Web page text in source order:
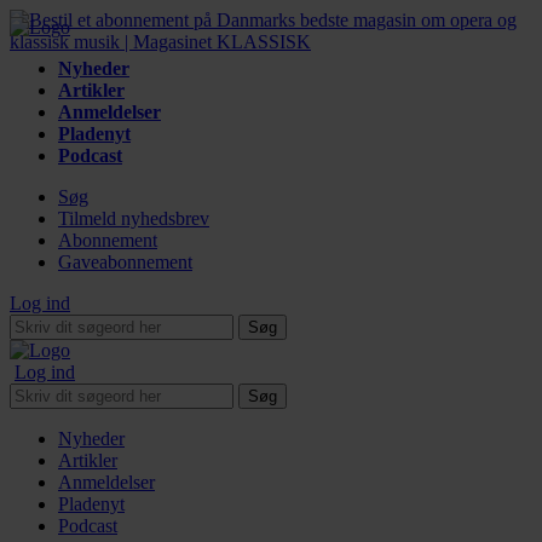
Nyheder
Artikler
Anmeldelser
Pladenyt
Podcast
Søg
Tilmeld nyhedsbrev
Abonnement
Gaveabonnement
Log ind
Søg
Log ind
Søg
Nyheder
Artikler
Anmeldelser
Pladenyt
Podcast